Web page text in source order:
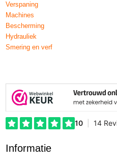
Verspaning
Machines
Bescherming
Hydrauliek
Smering en verf
Informatie